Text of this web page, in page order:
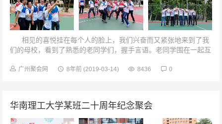
相见的喜悦挂在每个人的脸上，我们兴奋而又紧张地来到了我
们的母校，看到了熟悉的老同学们，握手言语。老同学围在一起互
广州聚会网 8年前 (2019-03-14) 8436 0
华南理工大学某班二十周年纪念聚会